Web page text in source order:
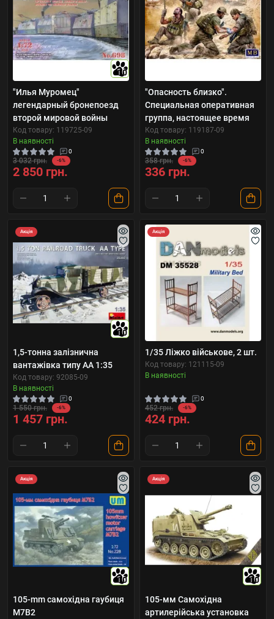
10
"Илья Муромец"
легендарный бронепоезд
второй мировой войны
Код товару: 119725-09
В наявності
0
3 032 грн. -6%
2 850 грн.
"Опасность близко".
Специальная оперативная
группа, настоящее время
Код товару: 119187-09
В наявності
0
358 грн. -6%
336 грн.
Акція
10
1,5-тонна залізнична
вантажівка типу AA 1:35
Код товару: 92085-09
В наявності
0
1 550 грн. -6%
1 457 грн.
Акція
1/35 Ліжко військове, 2 шт.
Код товару: 121115-09
В наявності
0
452 грн. -6%
424 грн.
Акція
10
105-mm самохідна гаубиця
M7B2
Акція
10
105-мм Самохідна
артилерійська установка